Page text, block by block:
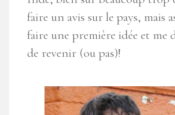
faire un avis sur le pays, mais
faire une première idée et me
de revenir (ou pas)!